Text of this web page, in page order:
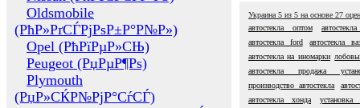
Oldsmobile
(РћР»РґСЃРјРѕР±Р°Р№Р»)
Opel (РћРїРµР»СЊ)
Peugeot (РџРµР¶Рѕ)
Plymouth
(РџР»СЌР№РјР°СѓСЃ)
Украина 5 из 5 на основе 27
автостекла оптом
автостекла ford
автостекла
автостекла на иномарки
автостекла продажа
производство автостекла
автостекла хонда
установка